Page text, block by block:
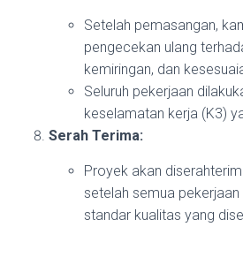
Setelah pemasangan,
pengecekan ulang
kemiringan, dan
Seluruh pekerjaan
keselamatan kerja (K3)
Serah Terima:
Proyek akan
setelah semua
standar kualitas yang